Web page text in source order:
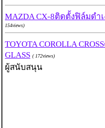
MAZDA CX-8ติดตั้งฟิล์มดำ
154views)
TOYOTA COROLLA
GLASS ( 172views)
ผู้สนับสนุน